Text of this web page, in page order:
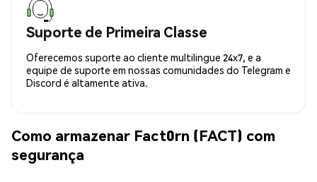
Suporte de Primeira Classe
Oferecemos suporte ao cliente multilingue 24x7, e a
equipe de suporte em nossas comunidades do Telegram e
Discord é altamente ativa.
Como armazenar Fact0rn (FACT) com
segurança